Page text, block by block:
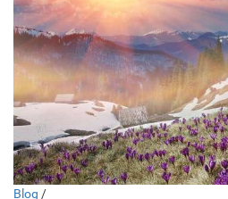
Blog /